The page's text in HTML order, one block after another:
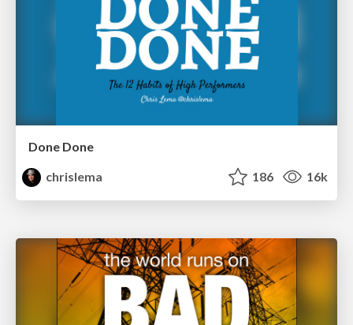
Done Done
chrislema
186 16k